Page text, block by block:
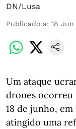
DN/Lusa
Publicado a: 18 Jun
Um ataque
drones ocorreu
18 de junho,
atingido uma